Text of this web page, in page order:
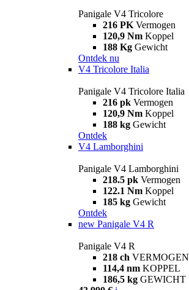
Panigale V4 Tricolore
216 PK Vermogen
120,9 Nm Koppel
188 Kg Gewicht
Ontdek nu
V4 Tricolore Italia
Panigale V4 Tricolore Italia
216 pk Vermogen
120,9 Nm Koppel
188 kg Gewicht
Ontdek
V4 Lamborghini
Panigale V4 Lamborghini
218.5 pk Vermogen
122.1 Nm Koppel
185 kg Gewicht
Ontdek
new Panigale V4 R
Panigale V4 R
218 ch VERMOGEN
114,4 nm KOPPEL
186,5 kg GEWICHT